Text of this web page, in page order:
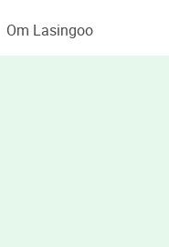
Om Lasingoo